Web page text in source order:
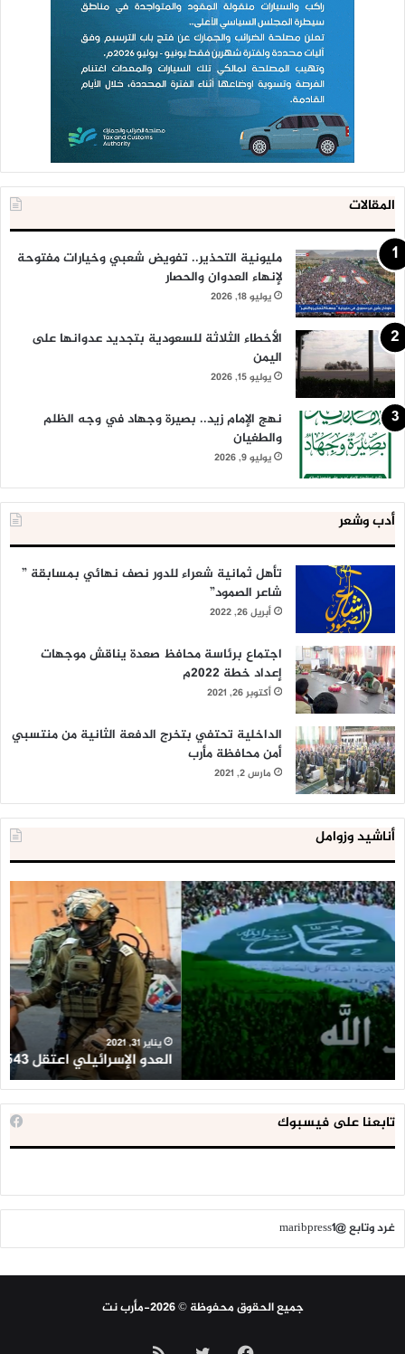
المقالات
مليونية التحذير.. تفويض شعبي وخيارات مفتوحة
لإنهاء العدوان والحصار
يوليو 18, 2026
الأخطاء الثلاثة للسعودية بتجديد عدوانها على
اليمن
يوليو 15, 2026
نهج الإمام زيد.. بصيرة وجهاد في وجه الظلم
والطغيان
يوليو 9, 2026
أدب وشعر
تأهل ثمانية شعراء للدور نصف نهائي بمسابقة ”
شاعر الصمود”
أبريل 26, 2022
اجتماع برئاسة محافظ صعدة يناقش موجهات
إعداد خطة 2022م
أكتوبر 26, 2021
الداخلية تحتفي بتخرج الدفعة الثانية من منتسبي
أمن محافظة مأرب
مارس 2, 2021
أناشيد وزوامل
العدو
الإسرائيلي
اعتقل
543
طفلا
فلسطينيا
خلال
2020
يناير 31, 2021
العدو الإسرائيلي اعتقل 543 طفلا فلسطينيا خلال 2020
تابعنا على فيسبوك
غرد وتابع @maribpress1
جميع الحقوق محفوظة © 2026-مأرب نت